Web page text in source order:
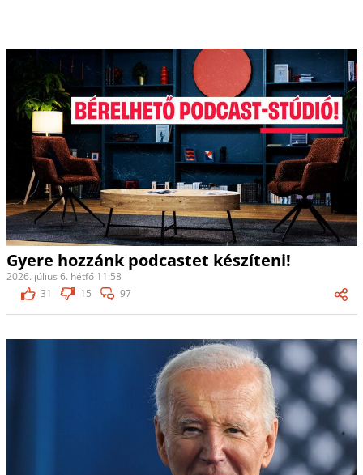
Gyere hozzánk podcastet készíteni!
2026. július 6. hétfő 11:58
31
15 97